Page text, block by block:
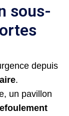
sous-
depuis
.
un pavillon